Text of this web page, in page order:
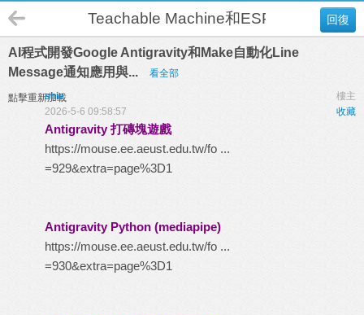
回復
Teachable Machine和ESP 32 Cam 人
AI程式開發Google Antigravity和Make自動化Line
Message通知應用與...
看全部
點擊重新加載 樓主
shie
收藏
2026-5-6 09:58:57
Antigravity 打磚塊遊戲
https://mouse.ee.aeust.edu.tw/fo ...
=929&extra=page%3D1
Antigravity Python (mediapipe)
https://mouse.ee.aeust.edu.tw/fo ...
=930&extra=page%3D1